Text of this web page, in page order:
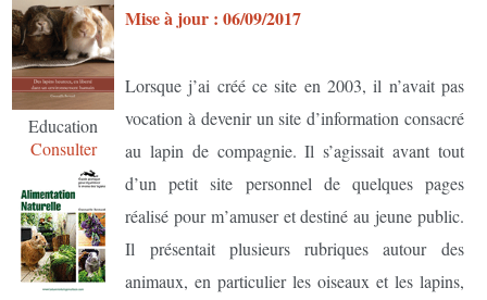
Education
Consulter
Mise à jour : 06/09/2017
Lorsque j’ai créé ce site en 2003, il n’avait pas
vocation à devenir un site d’information consacré
au lapin de compagnie. Il s’agissait avant tout
d’un petit site personnel de quelques pages
réalisé pour m’amuser et destiné au jeune public.
Il présentait plusieurs rubriques autour des
animaux, en particulier les oiseaux et les lapins,